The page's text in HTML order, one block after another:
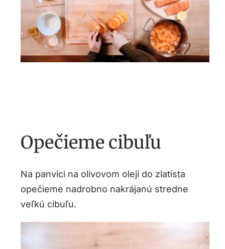
Opečieme cibuľu
Na panvici na olivovom oleji do zlatista
opečieme nadrobno nakrájanú stredne
veľkú cibuľu.